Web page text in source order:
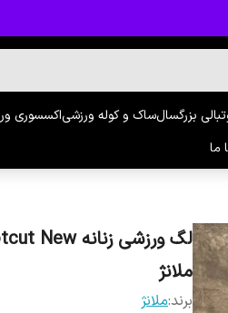
بزرگسالساک و کوله ورزشیاکسسوری
ما
ملانژ
برند:ملانژ